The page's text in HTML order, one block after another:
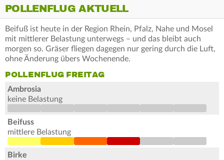
POLLENFLUG AKTUELL
Beifuß ist heute in der Region Rhein, Pfalz, Nahe und Mosel
mit mittlerer Belastung unterwegs – und das bleibt auch
morgen so. Gräser fliegen dagegen nur gering durch die Luft,
ohne Änderung übers Wochenende.
POLLENFLUG FREITAG
Ambrosia
keine Belastung
Beifuss
mittlere Belastung
Birke